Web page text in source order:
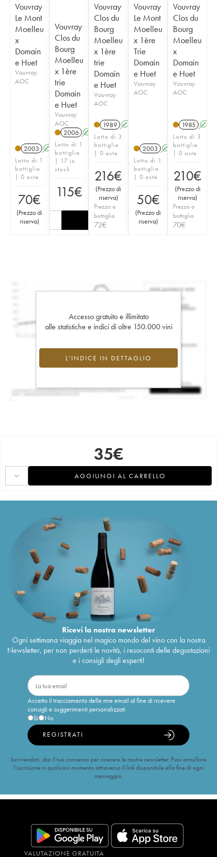
Vouvray
Le Mont
Moelleu
x
Domain
e Huet
Vouvray
AOC
2003 A S
Lotto di 1
bottiglia
| 0 aste
70€
(Prezzo di
riserva)
Vouvray
Clos du
Bourg
Moelleu
x 1ère
trie
Domain
e Huet
Vouvray
AOC
2006 A S
Lotto di 1
bottiglia
| 17 in
stock
115€
Vouvray
Clos du
Bourg
Moelleu
x 1ère
trie
Domain
e Huet
Vouvray
AOC
1989 A
Lotto di 3
bottiglie
| 0 aste
216€
(Prezzo di
riserva)
Prezzo a
bottiglia
72€
Vouvray
Le Mont
Moelleu
x 1ère
Trie
Domain
e Huet
Vouvray
AOC
2003 A S
Lotto di 1
bottiglia
| 0 aste
50€
(Prezzo di
riserva)
Vouvray
Clos du
Bourg
Moelleu
x
Domain
e Huet
Vouvray
AOC
1985 A
Lotto di 3
bottiglie
| 0 aste
210€
(Prezzo di
riserva)
Prezzo a
bottiglia
70€
Accesso gratuito e illimitato
alle statistiche e indici di oltre 150.000 vini
L'INDICE IN DETTAGLIO
35€
AGGIUNGI AL CARRELLO
Ricevi la nostra newsletter
Ogni settimana viaggia nel magico mondo del vino con la nostra
Newsletter, per non perderti le novità, i resoconti delle degustazioni
e i consigli degli esperti!
Accetto il tracciamento delle mie email al fine di ricevere
consigli e suggerimenti personalizzati
Sì
No
REGISTRATI
Iscrivendoti, dai il tuo consenso per ricevere le nostre newsletter. Puoi annullare
l’iscrizione in qualsiasi momento attraverso il link disponibile alla fine di ogni
messaggio.
VALUTAZIONE GRATUITA